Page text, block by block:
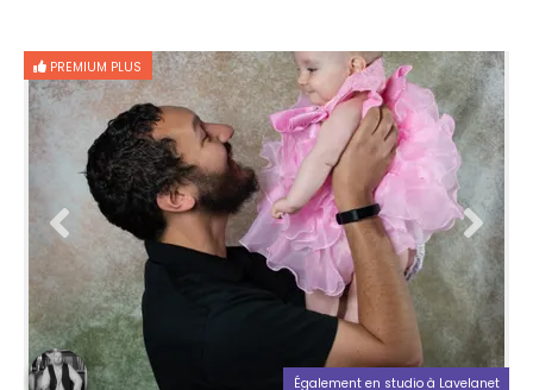
PREMIUM PLUS
Également en studio à Lavelanet